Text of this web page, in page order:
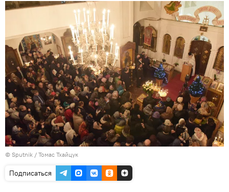
© Sputnik / Томас Тхайцук
Подписаться